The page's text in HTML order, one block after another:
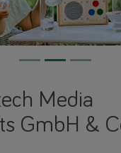
Media
GmbH &